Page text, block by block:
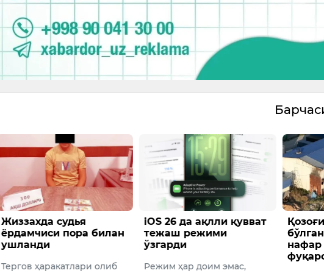
Жиззахда судья
ёрдамчиси пора билан
ушланди
Тергов ҳаракатлари олиб
iOS 26 да ақлли қувват
тежаш режими
ўзгарди
Режим ҳар доим эмас,
нафар